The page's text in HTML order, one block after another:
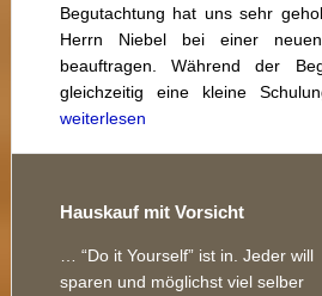
Begutachtung hat uns sehr
Herrn Niebel bei einer
beauftragen. Während der
gleichzeitig eine kleine
weiterlesen
Footer
Hauskauf mit Vorsicht
… “Do it Yourself” ist in. Jeder will
sparen und möglichst viel selber